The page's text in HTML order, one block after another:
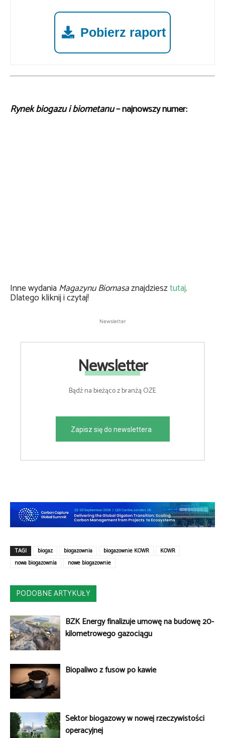
Pobierz raport
Rynek biogazu i biometanu– najnowszy numer:
Inne wydaniaMagazynu Biomasaznajdziesztutaj.
Dlatego kliknij i czytaj!
Newsletter
Newsletter
Bądź na bieżąco z branżą OZE
Zapisz się do newslettera
TAGI biogaz biogazownia biogazownie KOWR
KOWR
nowa biogazownia
nowe biogazownie
PODOBNE ARTYKUŁY
BZK Energy finalizuje umowę na budowę 20-
kilometrowego gazociągu
Biopaliwo z fusów po kawie
Sektor biogazowy w nowej rzeczywistości
operacyjnej